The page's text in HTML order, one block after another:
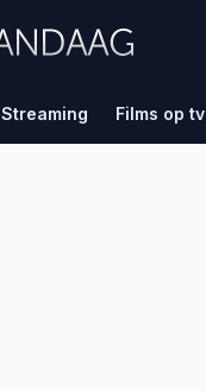
Streaming Films op tv